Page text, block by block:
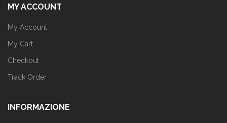
MY ACCOUNT
My Account
My Cart
Checkout
Track Order
INFORMAZIONE